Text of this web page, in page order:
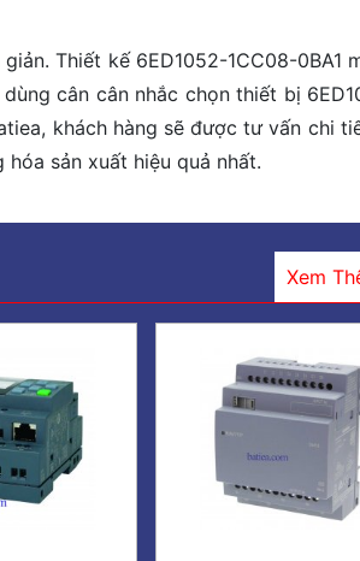
Thiết kế 6ED1052-1CC08-0BA1
cân cân nhắc chọn thiết bị
khách hàng sẽ được tư vấn chi
sản xuất hiệu quả nhất.
Xem